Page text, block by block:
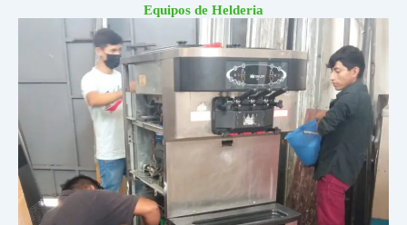
Equipos de Helderia